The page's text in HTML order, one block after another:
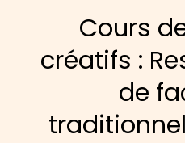
Cours
créatifs :
de